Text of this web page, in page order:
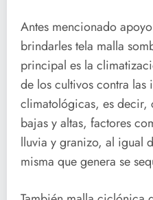
Antes mencionado
brindarles tela malla
principal es la
de los cultivos contra las
climatológicas, es decir,
bajas y altas, factores
lluvia y granizo, al igual
misma que genera se